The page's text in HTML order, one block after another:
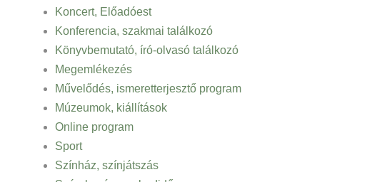
Koncert, Előadóest
Konferencia, szakmai találkozó
Könyvbemutató, író-olvasó találkozó
Megemlékezés
Művelődés, ismeretterjesztő program
Múzeumok, kiállítások
Online program
Sport
Színház, színjátszás